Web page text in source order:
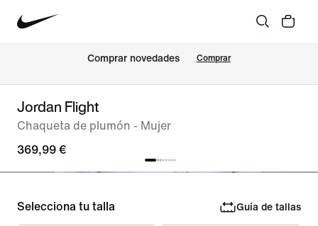
Comprar novedades Comprar
Jordan Flight
Chaqueta de plumón - Mujer
369,99 €
Selecciona tu talla Guía de tallas